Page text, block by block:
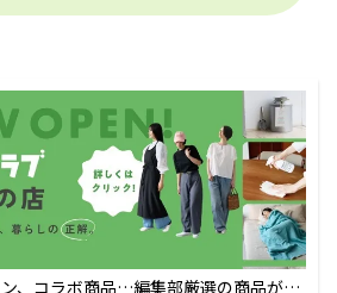
、コラボ商品…編集部厳選の商品が買